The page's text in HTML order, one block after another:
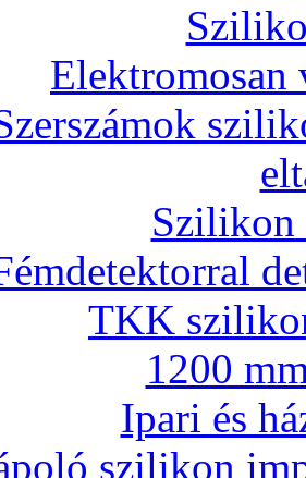
Elektromosan
Szilikon
TKK
1200
Ipari és
szilikon